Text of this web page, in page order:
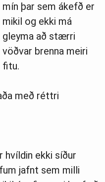
mín þar sem ákefð er
mikil og ekki má
gleyma að stærri
vöðvar brenna meiri
fitu.
með réttri
ekki síður
jafnt sem milli